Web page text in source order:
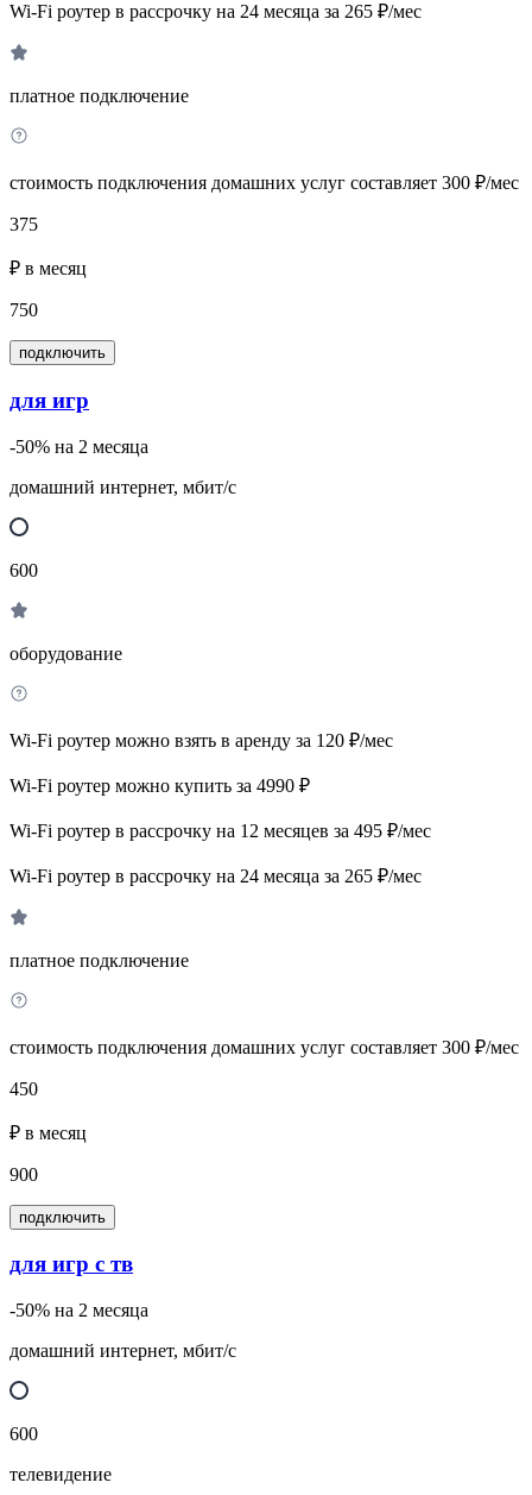
Wi-Fi роутер в рассрочку на 24 месяца за 265 ₽/мес
платное подключение
стоимость подключения домашних услуг составляет 300 ₽/мес
375
₽ в месяц
750
подключить
для игр
-50% на 2 месяца
домашний интернет, мбит/с
600
оборудование
Wi-Fi роутер можно взять в аренду за 120 ₽/мес
Wi-Fi роутер можно купить за 4990 ₽
Wi-Fi роутер в рассрочку на 12 месяцев за 495 ₽/мес
Wi-Fi роутер в рассрочку на 24 месяца за 265 ₽/мес
платное подключение
стоимость подключения домашних услуг составляет 300 ₽/мес
450
₽ в месяц
900
подключить
для игр с тв
-50% на 2 месяца
домашний интернет, мбит/с
600
телевидение